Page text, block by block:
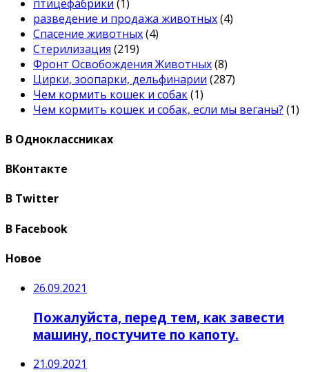
птицефабрики (1)
разведение и продажа животных(4)
Спасение животных(4)
Стерилизация (219)
Фронт Освобождения Животных(8)
Цирки, зоопарки, дельфинарии (287)
Чем кормить кошек и собак(1)
Чем кормить кошек и собак, если мы веганы? (1)
В Одноклассниках
ВКонтакте
В Twitter
В Facebook
Новое
26.09.2021
Пожалуйста, перед тем, как завести
машину, постучите по капоту.
21.09.2021